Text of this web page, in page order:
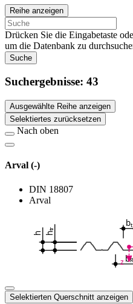
Reihe anzeigen
Drücken Sie die Eingabetaste
um die Datenbank zu
Suche
Suchergebnisse: 43
Ausgewählte Reihe anzeigen
Selektiertes zurücksetzen
Nach oben
Arval (-)
DIN 18807
Arval
bt
bR
h h
tr
z
Selektierten Querschnitt anzeigen